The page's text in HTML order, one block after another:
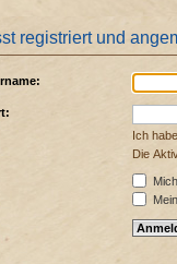
registriert und
Ich
Die